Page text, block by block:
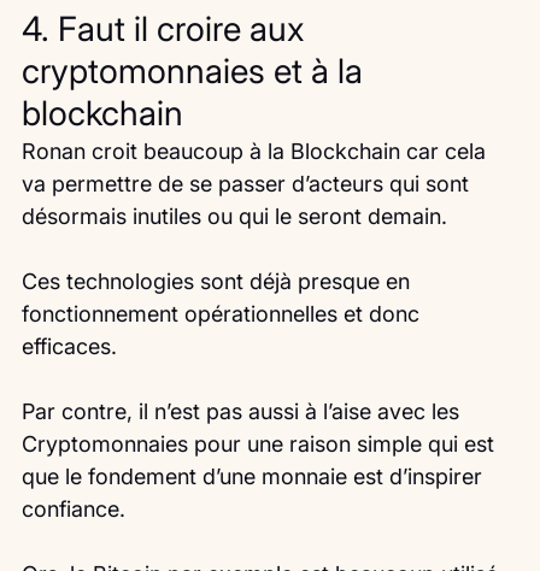
4. Faut il croire aux
cryptomonnaies et à la
blockchain
Ronan croit beaucoup à la Blockchain car cela
va permettre de se passer d’acteurs qui sont
désormais inutiles ou qui le seront demain.
Ces technologies sont déjà presque en
fonctionnement opérationnelles et donc
efficaces.
Par contre, il n’est pas aussi à l’aise avec les
Cryptomonnaies pour une raison simple qui est
que le fondement d’une monnaie est d’inspirer
confiance.